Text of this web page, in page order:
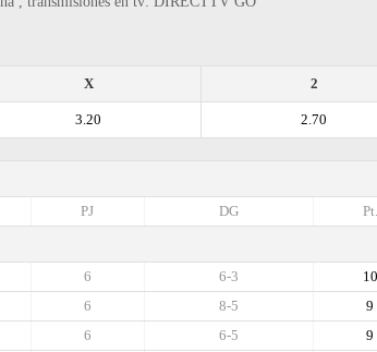
2
X
2.70
3.20
Pt.
DG
PJ
10
6-3
6
9
8-5
6
9
6-5
6